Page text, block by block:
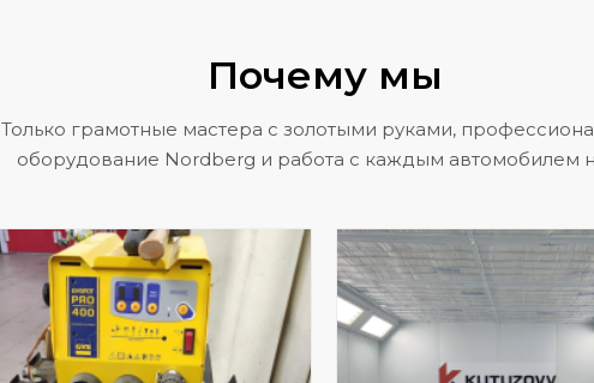
Почему мы
Только грамотные мастера с золотыми руками,
оборудование Nordberg и работа с каждым автомобилем